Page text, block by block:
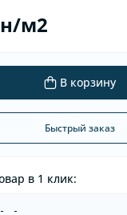
м2
В корзину
Быстрый заказ
в 1 клик: